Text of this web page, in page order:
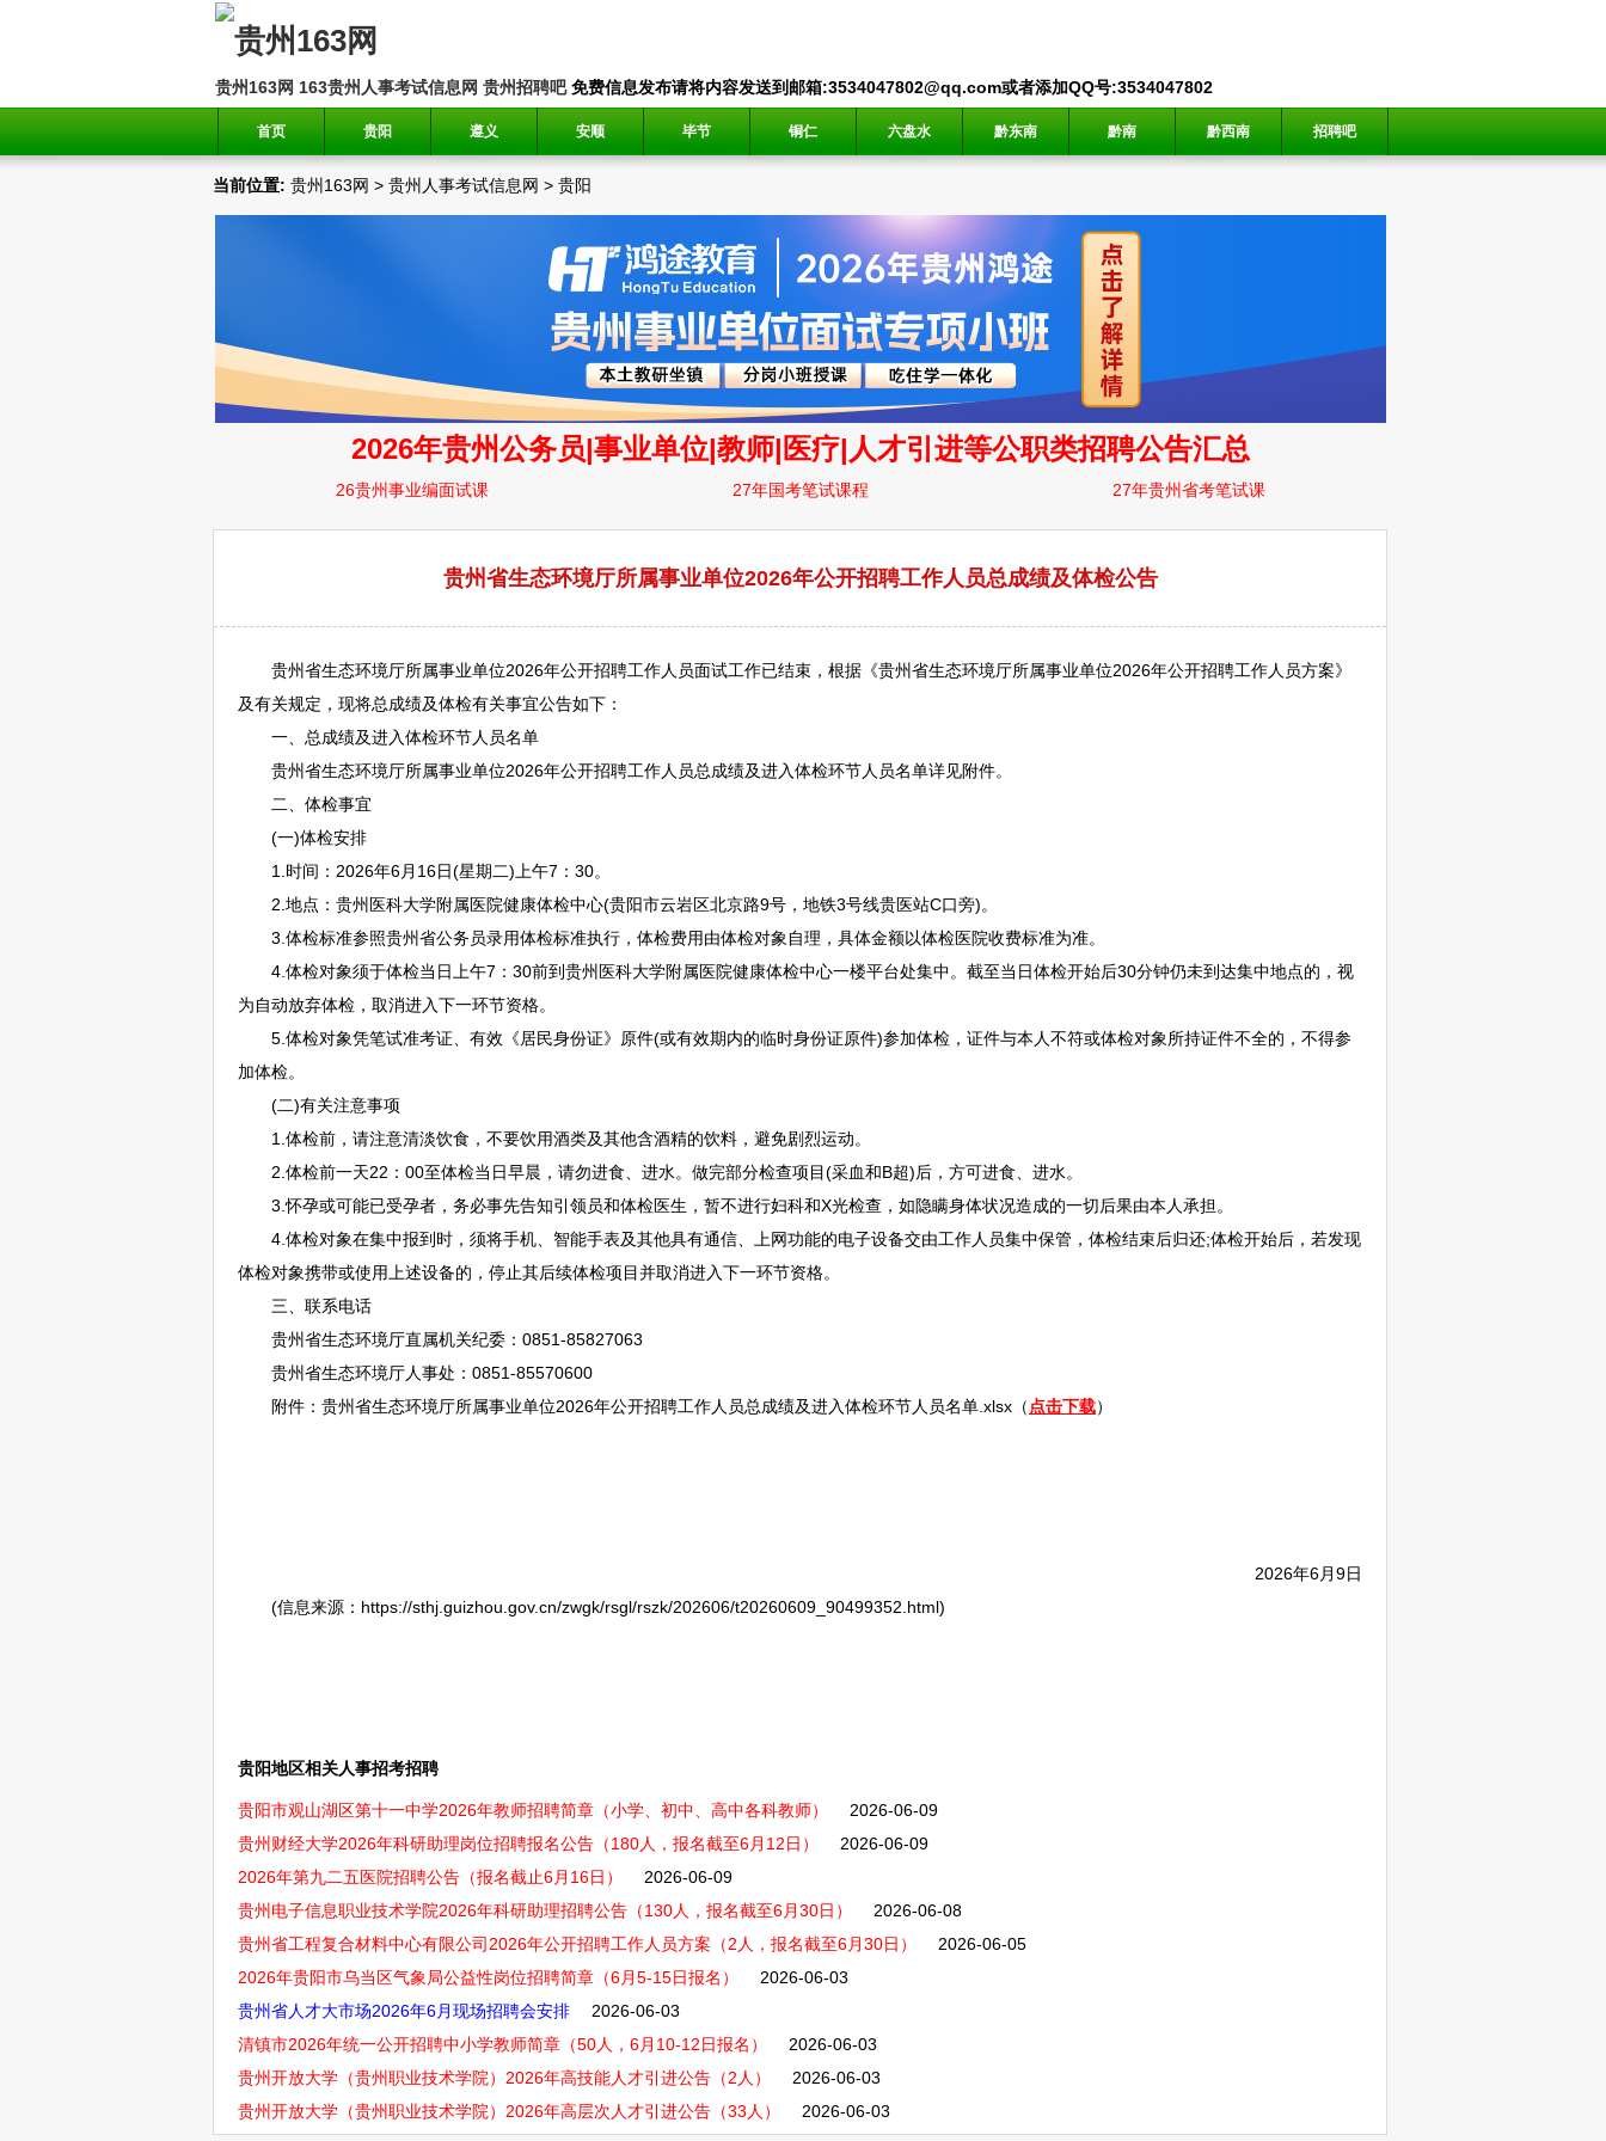
贵州163网 163贵州人事考试信息网 贵州招聘吧免费信息发布请将内容发送到邮箱:3534047802@qq.com或者添加QQ号:3534047802
首页 贵阳 遵义 安顺 毕节 铜仁 六盘水 黔东南 黔南 黔西南 招聘吧
当前位置: 贵州163网 > 贵州人事考试信息网 > 贵阳
贵州省生态环境厅所属事业单位2026年公开招聘工作人员总成绩及体检公告
贵州省生态环境厅所属事业单位2026年公开招聘工作人员面试工作已结束，根据《贵州省生态环境厅所属事业单位2026年公开招聘工作人员方案》
及有关规定，现将总成绩及体检有关事宜公告如下：
一、总成绩及进入体检环节人员名单
贵州省生态环境厅所属事业单位2026年公开招聘工作人员总成绩及进入体检环节人员名单详见附件。
二、体检事宜
(一)体检安排
1.时间：2026年6月16日(星期二)上午7：30。
2.地点：贵州医科大学附属医院健康体检中心(贵阳市云岩区北京路9号，地铁3号线贵医站C口旁)。
3.体检标准参照贵州省公务员录用体检标准执行，体检费用由体检对象自理，具体金额以体检医院收费标准为准。
4.体检对象须于体检当日上午7：30前到贵州医科大学附属医院健康体检中心一楼平台处集中。截至当日体检开始后30分钟仍未到达集中地点的，视
为自动放弃体检，取消进入下一环节资格。
5.体检对象凭笔试准考证、有效《居民身份证》原件(或有效期内的临时身份证原件)参加体检，证件与本人不符或体检对象所持证件不全的，不得参
加体检。
(二)有关注意事项
1.体检前，请注意清淡饮食，不要饮用酒类及其他含酒精的饮料，避免剧烈运动。
2.体检前一天22：00至体检当日早晨，请勿进食、进水。做完部分检查项目(采血和B超)后，方可进食、进水。
3.怀孕或可能已受孕者，务必事先告知引领员和体检医生，暂不进行妇科和X光检查，如隐瞒身体状况造成的一切后果由本人承担。
4.体检对象在集中报到时，须将手机、智能手表及其他具有通信、上网功能的电子设备交由工作人员集中保管，体检结束后归还;体检开始后，若发现
体检对象携带或使用上述设备的，停止其后续体检项目并取消进入下一环节资格。
三、联系电话
贵州省生态环境厅直属机关纪委：0851-85827063
贵州省生态环境厅人事处：0851-85570600
附件：贵州省生态环境厅所属事业单位2026年公开招聘工作人员总成绩及进入体检环节人员名单.xlsx（ 点击下载）
2026年6月9日
(信息来源：https://sthj.guizhou.gov.cn/zwgk/rsgl/rszk/202606/t20260609_90499352.html)
贵阳地区相关人事招考招聘
贵阳市观山湖区第十一中学2026年教师招聘简章（小学、初中、高中各科教师）
2026-06-09
贵州财经大学2026年科研助理岗位招聘报名公告（180人，报名截至6月12日）
2026-06-09
2026年第九二五医院招聘公告（报名截止6月16日）
2026-06-09
贵州电子信息职业技术学院2026年科研助理招聘公告（130人，报名截至6月30日）
2026-06-08
贵州省工程复合材料中心有限公司2026年公开招聘工作人员方案（2人，报名截至6月30日）
2026-06-05
2026年贵阳市乌当区气象局公益性岗位招聘简章（6月5-15日报名）
2026-06-03
贵州省人才大市场2026年6月现场招聘会安排
2026-06-03
清镇市2026年统一公开招聘中小学教师简章（50人，6月10-12日报名）
2026-06-03
贵州开放大学（贵州职业技术学院）2026年高技能人才引进公告（2人）
2026-06-03
贵州开放大学（贵州职业技术学院）2026年高层次人才引进公告（33人）
2026-06-03